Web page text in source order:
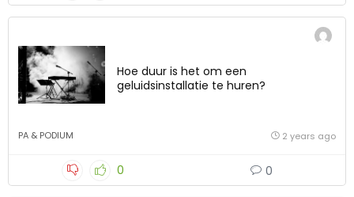
Hoe duur is het om een
geluidsinstallatie te huren?
PA & PODIUM 2 years ago
0 0